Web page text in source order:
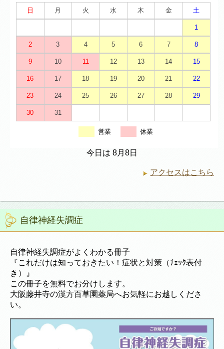
日 月 火 水 木 金 土
1
2 3 4 5 6 7 8
9 10 11 12 13 14 15
16 17 18 19 20 21 22
23 24 25 26 27 28 29
30 31
営業 休業
今日は 8月8日
アクセスはこちら
自律神経失調症
自律神経失調症がよくわかる冊子
『これだけは知っておきたい！症状と対策（ﾁｪｯｸ表付
き）』
この冊子を無料でお分けします。
大阪藤井寺の漢方百草園薬局へお気軽にお越しくださ
い。